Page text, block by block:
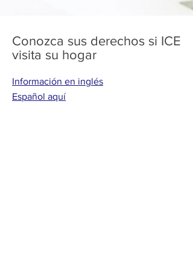
Conozca sus derechos si ICE
visita su hogar
Información en inglés
Español aquí